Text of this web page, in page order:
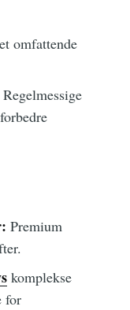
omfattende
Regelmessige
Premium
komplekse
for